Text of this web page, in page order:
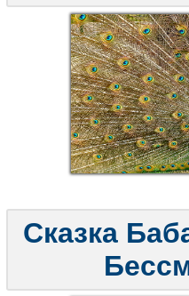
Сказка